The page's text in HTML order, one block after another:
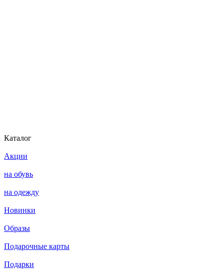
Каталог
Акции
на обувь
на одежду
Новинки
Образы
Подарочные карты
Подарки